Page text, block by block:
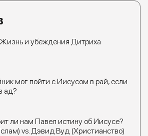
и убеждения Дитриха
мог пойти с Иисусом в рай, если
ад?
ли нам Павел истину об Иисусе?
vs. Дэвид Вуд (Христианство)